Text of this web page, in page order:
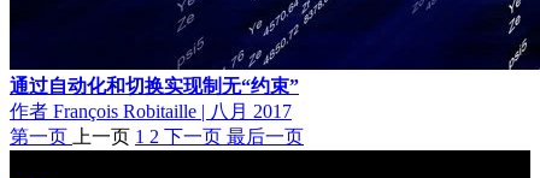
通过自动化和切换实现制无“约束”
作者 François Robitaille | 八月 2017
第一页
上一页 1 2 下一页 最后一页